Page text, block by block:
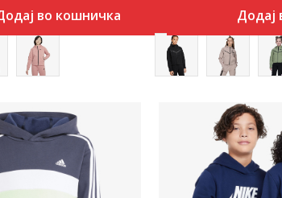
во кошничка Додај